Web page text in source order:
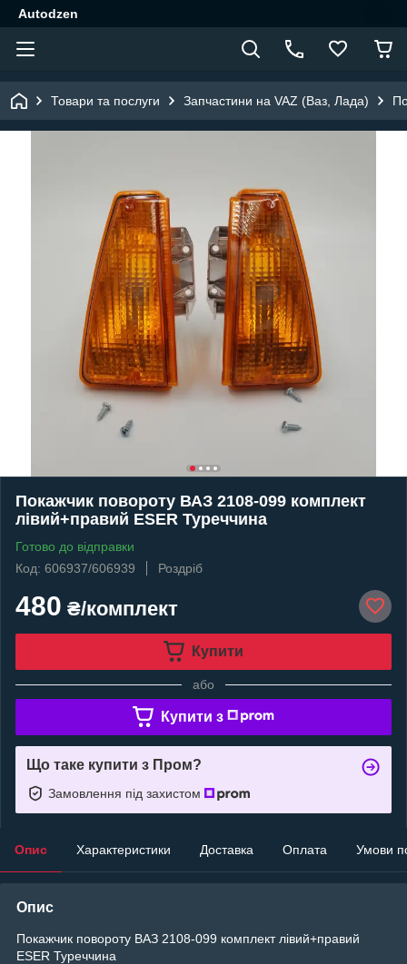
Autodzen
Товари та послуги Запчастини на VAZ (Ваз, Лада)
Покажчик повороту ВАЗ 2108-099 комплект
лівий+правий ESER Туреччина
Готово до відправки
Код: 606937/606939
Роздріб
480 ₴/комплект
Купити
або
Купити з
Що таке купити з Пром?
Замовлення під захистом
Опис Характеристики Доставка Оплата Умови
Опис
Покажчик повороту ВАЗ 2108-099 комплект лівий+правий
ESER Туреччина